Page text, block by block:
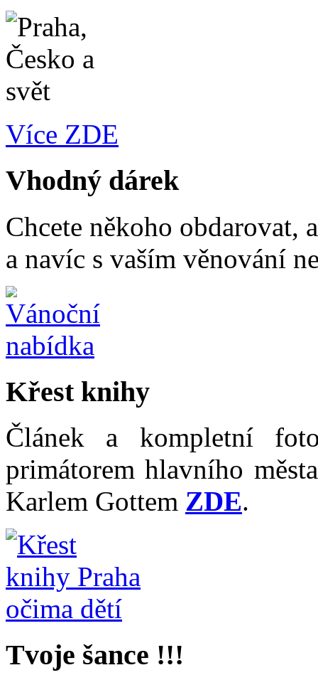
Více ZDE
Vhodný dárek
Chcete někoho obdarovat,
a navíc s vaším věnování
Křest knihy
Článek a kompletní
primátorem hlavního
Karlem Gottem ZDE.
Tvoje šance !!!